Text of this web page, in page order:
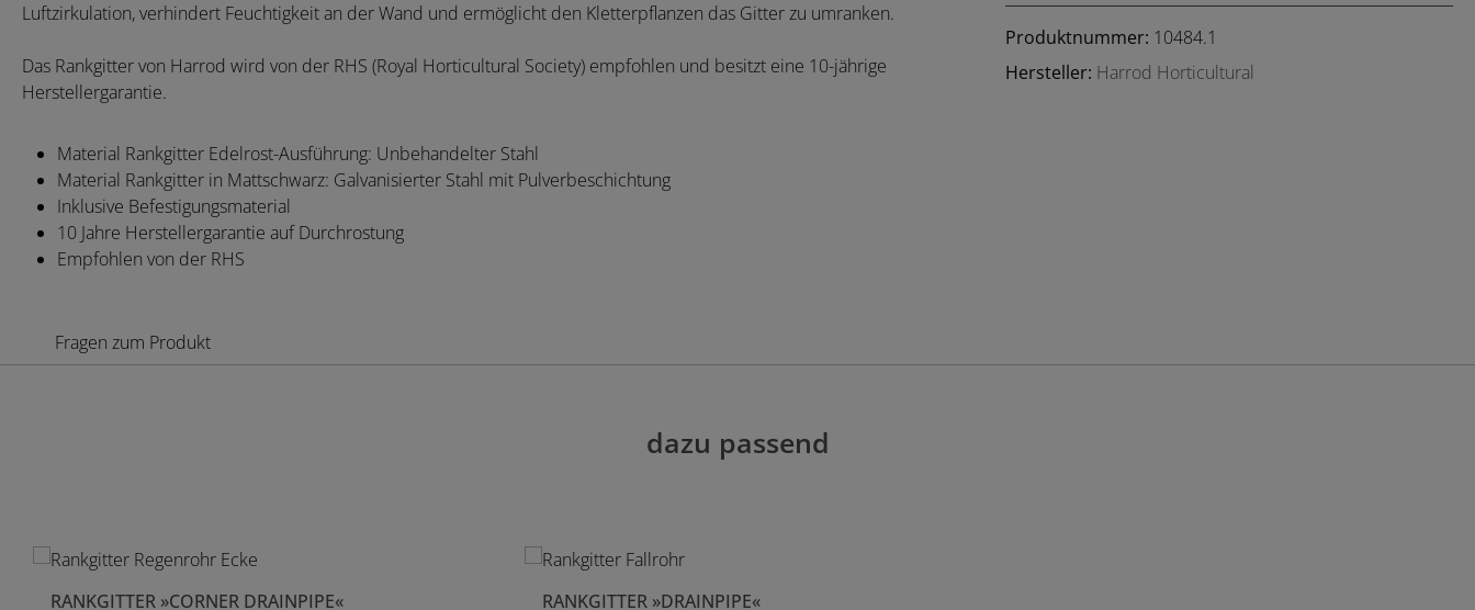
Produktnummer: 10484.1
Hersteller: Harrod Horticultural
Luftzirkulation, verhindert Feuchtigkeit an der Wand und ermöglicht den Kletterpflanzen das Gitter zu umranken.
Das Rankgitter von Harrod wird von der RHS (Royal Horticultural Society) empfohlen und besitzt eine 10-jährige
Herstellergarantie.
Material Rankgitter Edelrost-Ausführung: Unbehandelter Stahl
Material Rankgitter in Mattschwarz: Galvanisierter Stahl mit Pulverbeschichtung
Inklusive Befestigungsmaterial
10 Jahre Herstellergarantie auf Durchrostung
Empfohlen von der RHS
Fragen zum Produkt
dazu passend
RANKGITTER »CORNER DRAINPIPE« RANKGITTER »DRAINPIPE«